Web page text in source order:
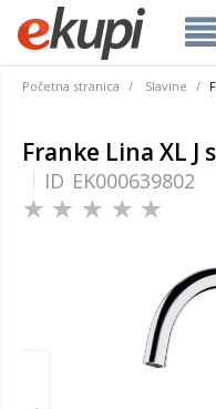
Početna stranica Slavine
Franke Lina XL J
ID EK000639802